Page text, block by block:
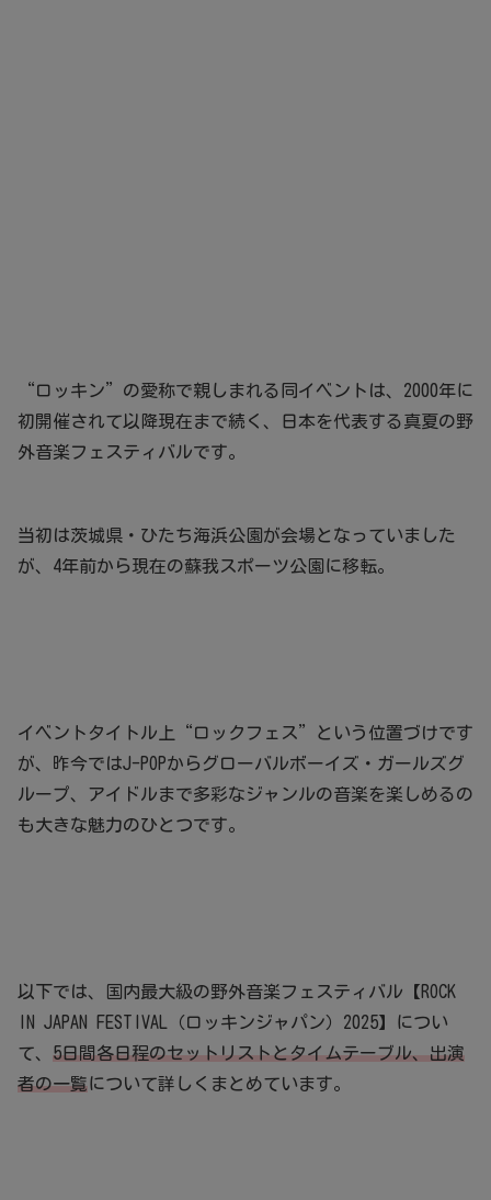
“ロッキン”の愛称で親しまれる同イベントは、2000年に
初開催されて以降現在まで続く、日本を代表する真夏の野
外音楽フェスティバルです。
当初は茨城県・ひたち海浜公園が会場となっていました
が、4年前から現在の蘇我スポーツ公園に移転。
イベントタイトル上“ロックフェス”という位置づけです
が、昨今ではJ-POPからグローバルボーイズ・ガールズグ
ループ、アイドルまで多彩なジャンルの音楽を楽しめるの
も大きな魅力のひとつです。
以下では、国内最大級の野外音楽フェスティバル【ROCK
IN JAPAN FESTIVAL（ロッキンジャパン）2025】につい
て、 5日間各日程のセットリストとタイムテーブル、出演
者の一覧について詳しくまとめています。